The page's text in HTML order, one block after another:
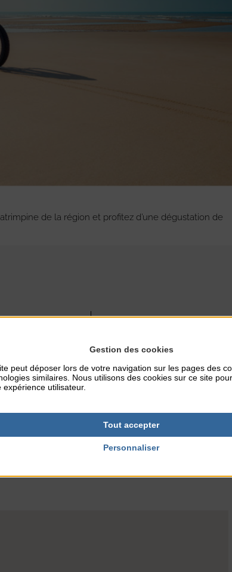
de la région et profitez d’une dégustation de
Gestion des cookies
peut déposer lors de votre navigation sur les pages des
similaires. Nous utilisons des cookies sur ce site
expérience utilisateur.
Tout accepter
Personnaliser